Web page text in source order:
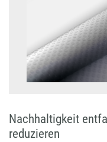
Nachhaltigkeit
reduzieren